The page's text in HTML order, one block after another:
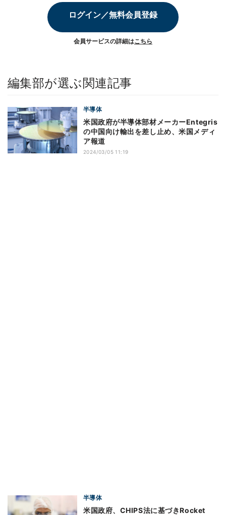
ログイン／無料会員登録
会員サービスの詳細はこちら
編集部が選ぶ関連記事
半導体
米国政府が半導体部材メーカーEntegris
の中国向け輸出を差し止め、米国メディ
ア報道
2024/03/05 11:19
半導体
米国政府、CHIPS法に基づきRocket